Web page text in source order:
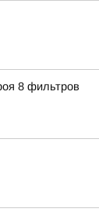
8 фильтров